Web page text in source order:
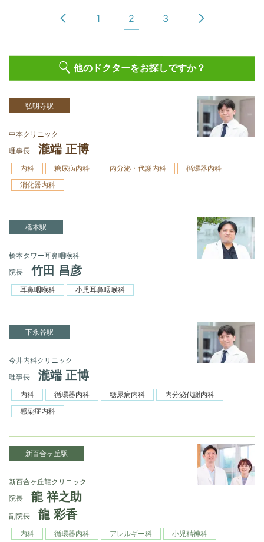
1 2 3
他のドクターをお探しですか？
弘明寺駅
中本クリニック
理事長
瀧端 正博
内科 糖尿病内科 内分泌・代謝内科
循環器内科
消化器内科
橋本駅
橋本タワー耳鼻咽喉科
院長
竹田 昌彦
耳鼻咽喉科 小児耳鼻咽喉科
下永谷駅
今井内科クリニック
理事長
瀧端 正博
内科 循環器内科 糖尿病内科
内分泌代謝内科
感染症内科
新百合ヶ丘駅
新百合ヶ丘龍クリニック
院長
龍 祥之助
副院長 龍 彩香
内科 循環器内科 アレルギー科
小児精神科